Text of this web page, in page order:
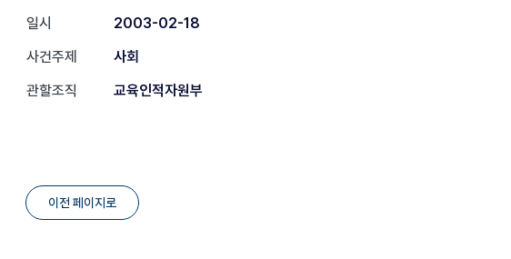
일시
2003-02-18
사건주제
사회
관할조직
교육인적자원부
이전 페이지로